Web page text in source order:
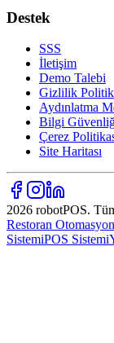
Destek
SSS
İletişim
Demo Talebi
Gizlilik
Aydınlatma
Bilgi
Çerez
Site Haritası
2026 robotPOS.
Restoran Otomasyon
SistemiPOS Sistemi